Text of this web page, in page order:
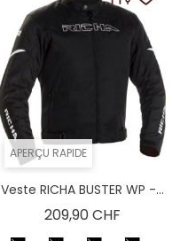
APERÇU RAPIDE
Veste RICHA BUSTER WP -...
209,90 CHFPrix